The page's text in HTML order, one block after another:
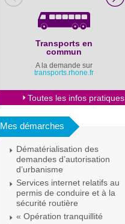
Transports en
commun
A la demande sur
transports.rhone.fr
Toutes les infos pratiques
Mes démarches
Dématérialisation des
demandes d’autorisation
d’urbanisme
Services internet relatifs au
permis de conduire et à la
sécurité routière
« Opération tranquillité